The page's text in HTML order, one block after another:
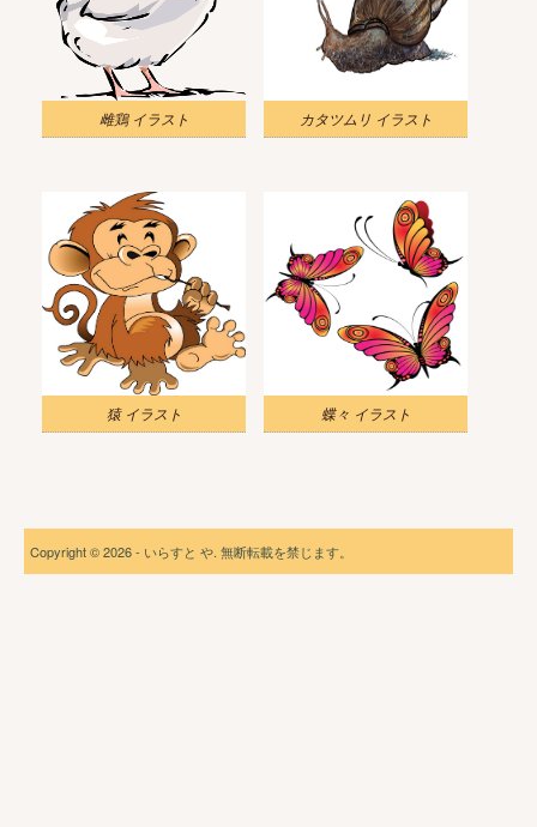
雌鶏 イラスト カタツムリ イラスト
猿 イラスト 蝶々 イラスト
Copyright © 2026 - いらすと や. 無断転載を禁じます。